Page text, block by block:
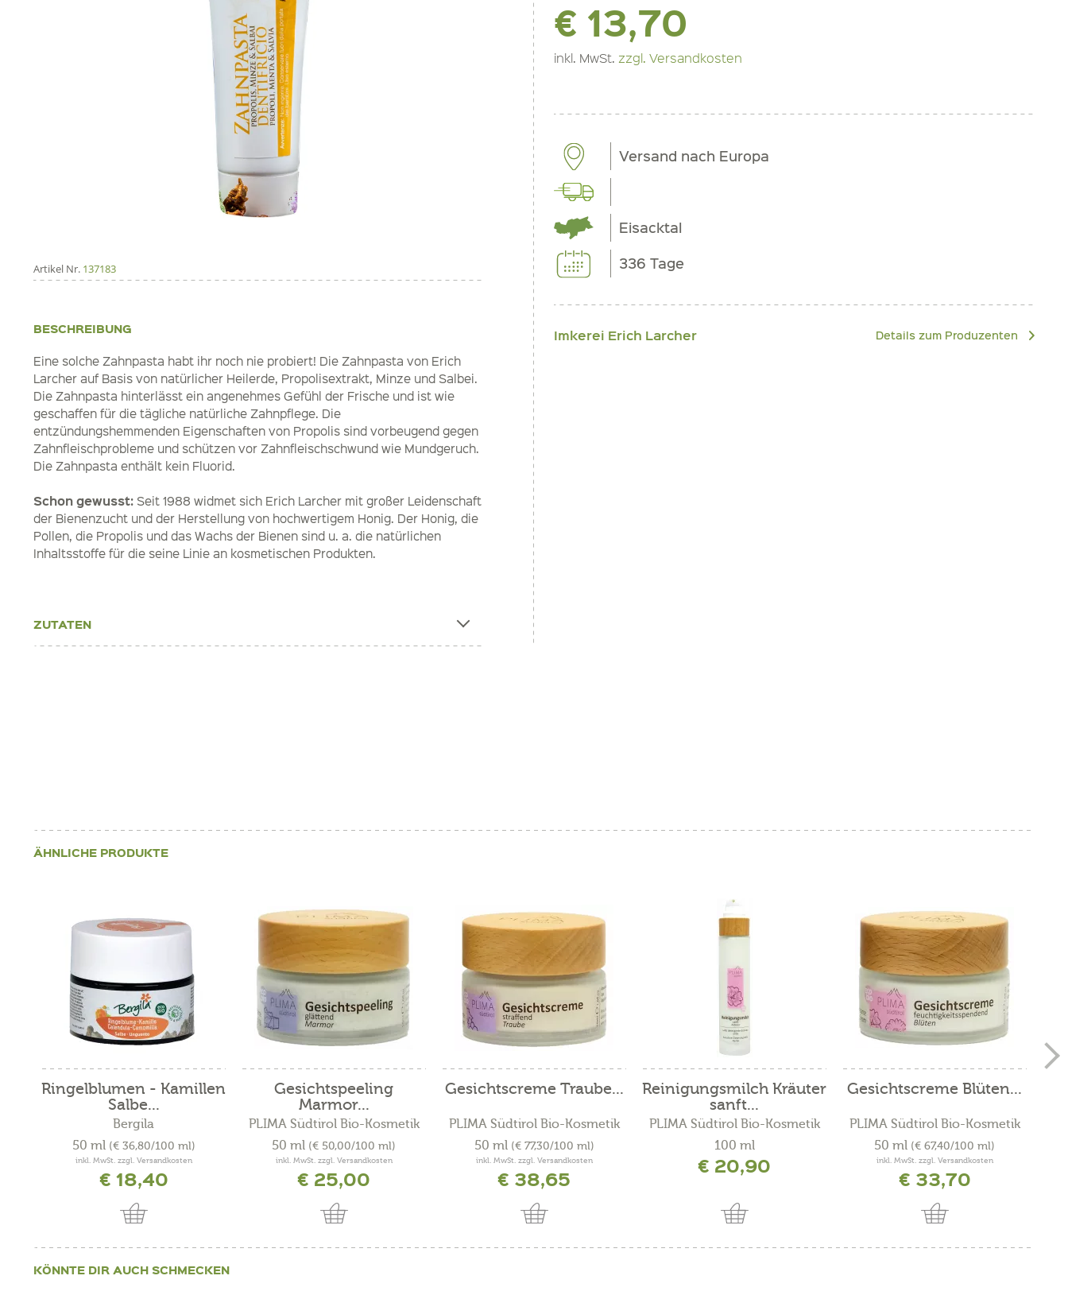
Artikel Nr. 137183
BESCHREIBUNG
Eine solche Zahnpasta habt ihr noch nie probiert! Die Zahnpasta von Erich
Larcher auf Basis von natürlicher Heilerde, Propolisextrakt, Minze und Salbei.
Die Zahnpasta hinterlässt ein angenehmes Gefühl der Frische und ist wie
geschaffen für die tägliche natürliche Zahnpflege. Die
entzündungshemmenden Eigenschaften von Propolis sind vorbeugend gegen
Zahnfleischprobleme und schützen vor Zahnfleischschwund wie Mundgeruch.
Die Zahnpasta enthält kein Fluorid.
Schon gewusst: Seit 1988 widmet sich Erich Larcher mit großer Leidenschaft
der Bienenzucht und der Herstellung von hochwertigem Honig. Der Honig, die
Pollen, die Propolis und das Wachs der Bienen sind u. a. die natürlichen
Inhaltsstoffe für die seine Linie an kosmetischen Produkten.
ZUTATEN
€ 13,70
inkl. MwSt. zzgl. Versandkosten
Versand nach Europa
Eisacktal
336 Tage
Imkerei Erich Larcher Details zum Produzenten
ÄHNLICHE PRODUKTE
Ringelblumen - Kamillen
Salbe...
Bergila
50 ml (€ 36,80/100 ml)
inkl. MwSt. zzgl. Versandkosten
€ 18,40
Gesichtspeeling
Marmor...
PLIMA Südtirol Bio-Kosmetik
50 ml (€ 50,00/100 ml)
inkl. MwSt. zzgl. Versandkosten
€ 25,00
Gesichtscreme Traube...
PLIMA Südtirol Bio-Kosmetik
50 ml (€ 77,30/100 ml)
inkl. MwSt. zzgl. Versandkosten
€ 38,65
Reinigungsmilch Kräuter
sanft...
PLIMA Südtirol Bio-Kosmetik
100 ml
€ 20,90
Gesichtscreme Blüten...
PLIMA Südtirol Bio-Kosmetik
50 ml (€ 67,40/100 ml)
inkl. MwSt. zzgl. Versandkosten
€ 33,70
KÖNNTE DIR AUCH SCHMECKEN